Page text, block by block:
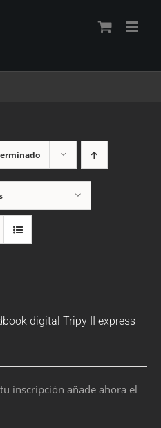
digital Tripy II express
inscripción añade ahora el